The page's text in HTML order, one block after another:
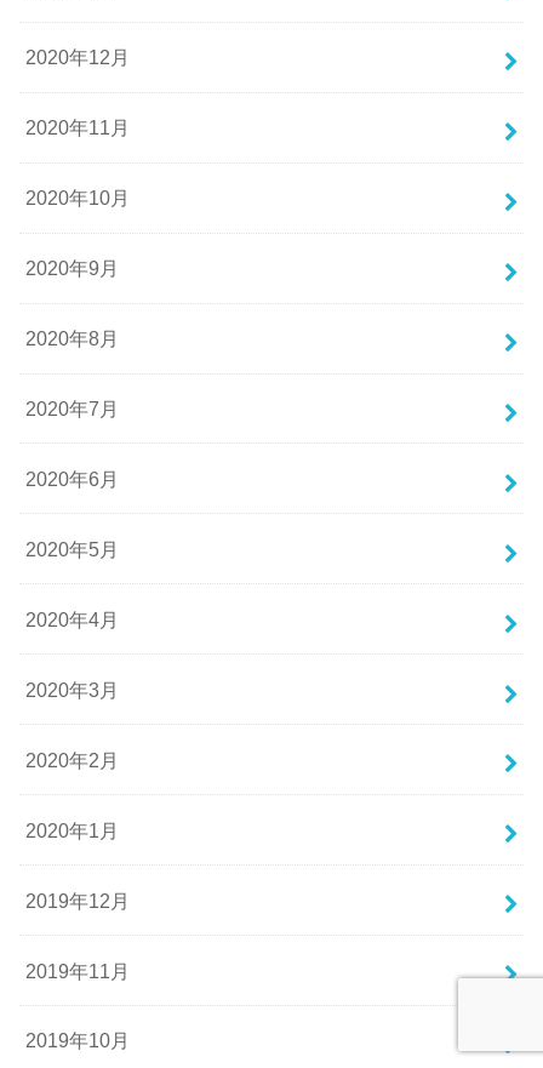
2020年12月
2020年11月
2020年10月
2020年9月
2020年8月
2020年7月
2020年6月
2020年5月
2020年4月
2020年3月
2020年2月
2020年1月
2019年12月
2019年11月
2019年10月